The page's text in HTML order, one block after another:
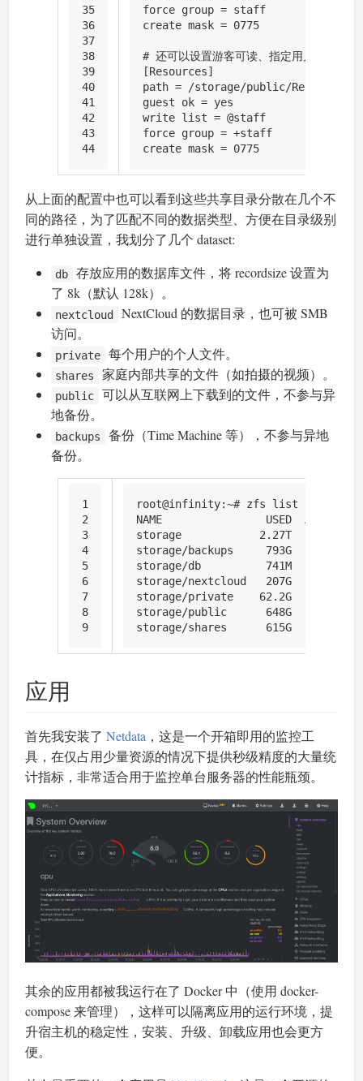
35
36
37
38
39
40
41
42
43
44
force group = staff
create mask = 0775
# 还可以设置游客可读、指定用户组可写的
[Resources]
path = /storage/public/Resources
guest ok = yes
write list = @staff
force group = +staff
create mask = 0775
从上面的配置中也可以看到这些共享目录分散在几个不
同的路径，为了匹配不同的数据类型、方便在目录级别
进行单独设置，我划分了几个 dataset:
db
存放应用的数据库文件，将 recordsize 设置为
了 8k（默认 128k）。
nextcloud
NextCloud 的数据目录，也可被 SMB
访问。
private 每个用户的个人文件。
shares 家庭内部共享的文件（如拍摄的视频）。
public
可以从互联网上下载到的文件，不参与异
地备份。
backups
备份（Time Machine 等），不参与异地
备份。
1
2
3
4
5
6
7
8
9
root@infinity:~# zfs list
NAME                USED  AVAIL
storage            2.27T   286G
storage/backups     793G   286G
storage/db          741M   286G
storage/nextcloud   207G   286G
storage/private    62.2G   286G
storage/public      648G   286G
storage/shares      615G   286G
应用
首先我安装了 Netdata ，这是一个开箱即用的监控工
具，在仅占用少量资源的情况下提供秒级精度的大量统
计指标，非常适合用于监控单台服务器的性能瓶颈。
其余的应用都被我运行在了 Docker 中（使用 docker-
compose 来管理），这样可以隔离应用的运行环境，提
升宿主机的稳定性，安装、升级、卸载应用也会更方
便。